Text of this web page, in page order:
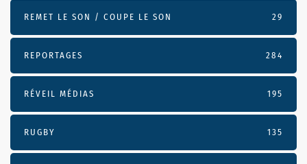
REMET LE SON / COUPE LE SON 29
REPORTAGES 284
RÉVEIL MÉDIAS 195
RUGBY 135